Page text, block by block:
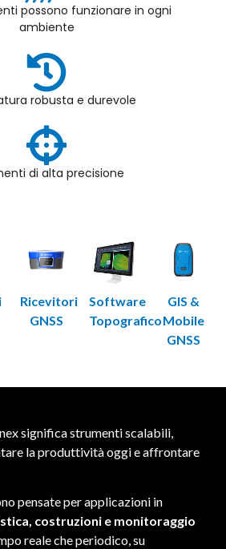
possono funzionare in ogni
ambiente
robusta e durevole
di alta precisione
Ricevitori
GNSS
Software
Topografico
GIS &
Mobile
GNSS
significa strumenti scalabili,
la produttività oggi e affrontare
pensate per applicazioni in
costruzioni e monitoraggio
reale che periodico, su